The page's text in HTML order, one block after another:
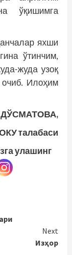
ўқишимга
яхши
ўтинчим,
жуда узоқ
Илоҳим
ДЎСМАТОВА,
талабаси
улашинг
Next
Изҳор